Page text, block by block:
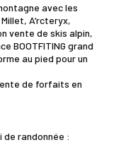
avec les
A’rcteryx,
vente de skis alpin,
BOOTFITING grand
au pied pour un
de forfaits en
de randonnée :